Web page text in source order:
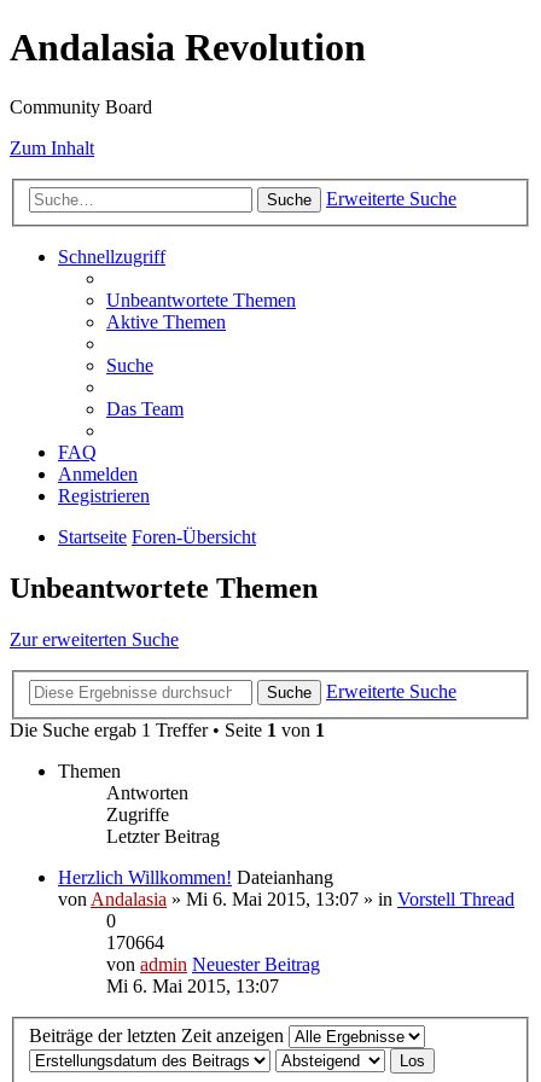
Andalasia Revolution
Community Board
Zum Inhalt
Suche Erweiterte Suche
Schnellzugriff
Unbeantwortete Themen
Aktive Themen
Suche
Das Team
FAQ
Anmelden
Registrieren
Startseite Foren-Übersicht
Unbeantwortete Themen
Zur erweiterten Suche
Suche
Erweiterte Suche
Die Suche ergab 1 Treffer • Seite 1 von 1
Themen
Antworten
Zugriffe
Letzter Beitrag
Herzlich Willkommen! Dateianhang
von Andalasia » Mi 6. Mai 2015, 13:07 » in Vorstell Thread
0
170664
von admin Neuester Beitrag
Mi 6. Mai 2015, 13:07
Beiträge der letzten Zeit anzeigen